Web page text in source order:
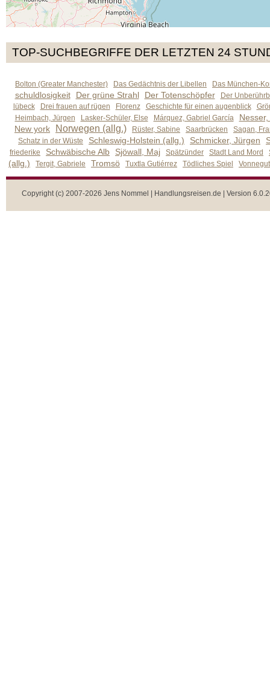
TOP-SUCHBEGRIFFE DER LETZTEN 24
Bolton (Greater Manchester) Das Gedächtnis der Libellen Das München-
schuldlosigkeit Der grüne Strahl Der Totenschöpfer
Der
lübeck
Drei frauen auf rügen Florenz Geschichte für einen augenblick
Heimbach, Jürgen
Lasker-Schüler, Else Márquez, Gabriel García
New york
Norwegen (allg.) Rüster, Sabine Saarbrücken
Sagan,
Schatz in der Wüste
Schleswig-Holstein (allg.) Schmicker, Jürgen
friederike Schwäbische Alb Sjöwall, Maj Spätzünder Stadt Land Mord
(allg.) Tergit, Gabriele Tromsö Tuxtla Gutiérrez Tödliches Spiel
Copyright (c) 2007-2026 Jens Nommel | Handlungsreisen.de | Version